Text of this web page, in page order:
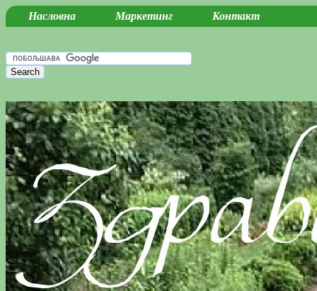
Насловна Маркетинг Контакт